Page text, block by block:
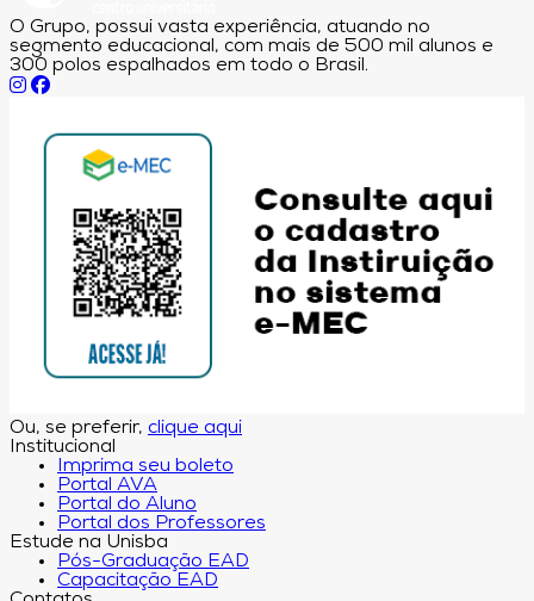
O Grupo, possui vasta experiência, atuando no
segmento educacional, com mais de 500 mil alunos e
300 polos espalhados em todo o Brasil.
Ou, se preferir, clique aqui
Institucional
Imprima seu boleto
Portal AVA
Portal do Aluno
Portal dos Professores
Estude na Unisba
Pós-Graduação EAD
Capacitação EAD